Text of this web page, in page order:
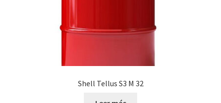
Shell Tellus S3 M 32